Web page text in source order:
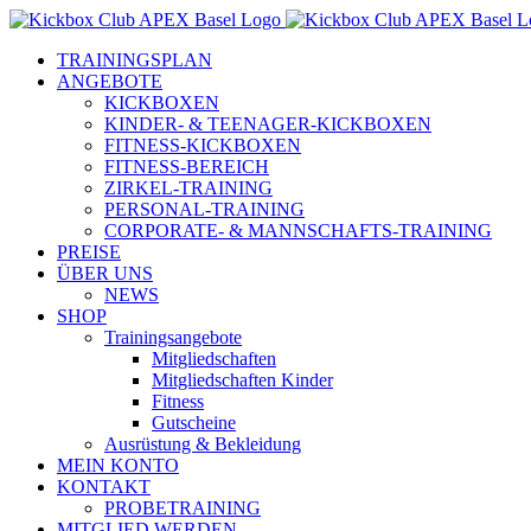
Zum
springenTRAININGSPLAN
ANGEBOTE
KICKBOXEN
KINDER- & TEENAGER-KICKBOXEN
FITNESS-KICKBOXEN
FITNESS-BEREICH
ZIRKEL-TRAINING
PERSONAL-TRAINING
CORPORATE- & MANNSCHAFTS-TRAINING
PREISE
ÜBER UNS
NEWS
SHOP
Trainingsangebote
Mitgliedschaften
Mitgliedschaften Kinder
Fitness
Gutscheine
Ausrüstung & Bekleidung
MEIN KONTO
KONTAKT
PROBETRAINING